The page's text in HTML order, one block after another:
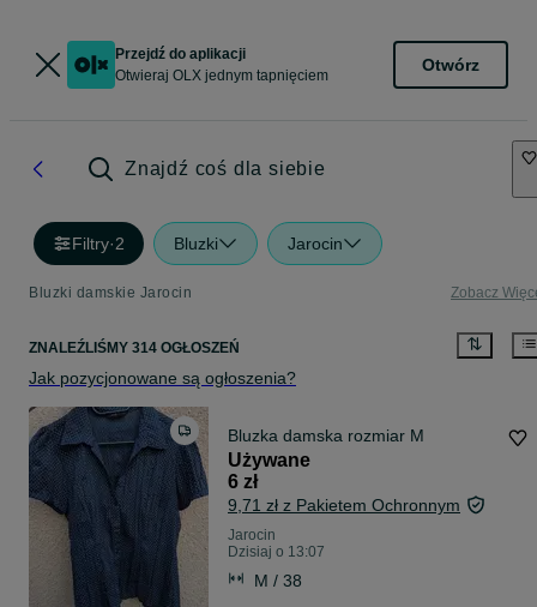
Przejdź do aplikacji
Otwieraj OLX jednym tapnięciem
Otwórz
Znajdź coś dla siebie
Filtry·2 Bluzki Jarocin
Bluzki damskie Jarocin Zobacz
ZNALEŹLIŚMY 314 OGŁOSZEŃ
Jak pozycjonowane są ogłoszenia?
Bluzka damska rozmiar M
Używane
6 zł
9,71 zł z Pakietem Ochronnym
Jarocin
Dzisiaj o 13:07
M / 38